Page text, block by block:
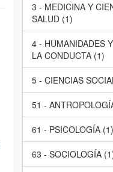
3 - MEDICINA Y
SALUD (1)
4 - HUMANIDADES
LA CONDUCTA (1)
5 - CIENCIAS
51 -
61 - PSICOLOGÍA (1)
63 - SOCIOLOGÍA